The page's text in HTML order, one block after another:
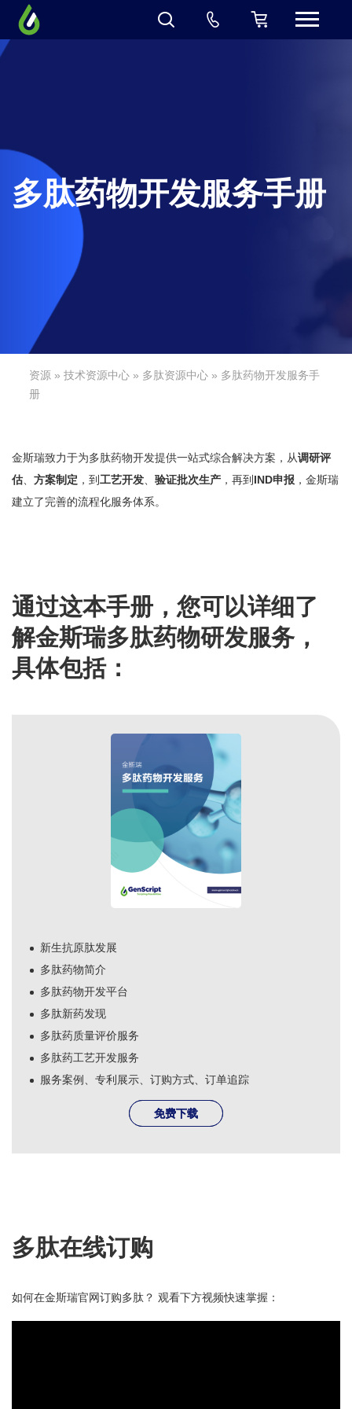
多肽药物开发服务手册
资源 »技术资源中心 » 多肽资源中心 » 多肽药物开发服务手
册
金斯瑞致力于为多肽药物开发提供一站式综合解决方案，从调研评
估
方案制定 ，到工艺开发 验证批次生产 ，再到 IND申报 ，金斯瑞
建立了完善的流程化服务体系。
通过这本手册，您可以详细了
解金斯瑞多肽药物研发服务，
具体包括：
新生抗原肽发展
多肽药物简介
多肽药物开发平台
多肽新药发现
多肽药质量评价服务
多肽药工艺开发服务
服务案例、专利展示、订购方式、订单追踪
免费下载
免费下载
多肽在线订购
如何在金斯瑞官网订购多肽？ 观看下方视频快速掌握：